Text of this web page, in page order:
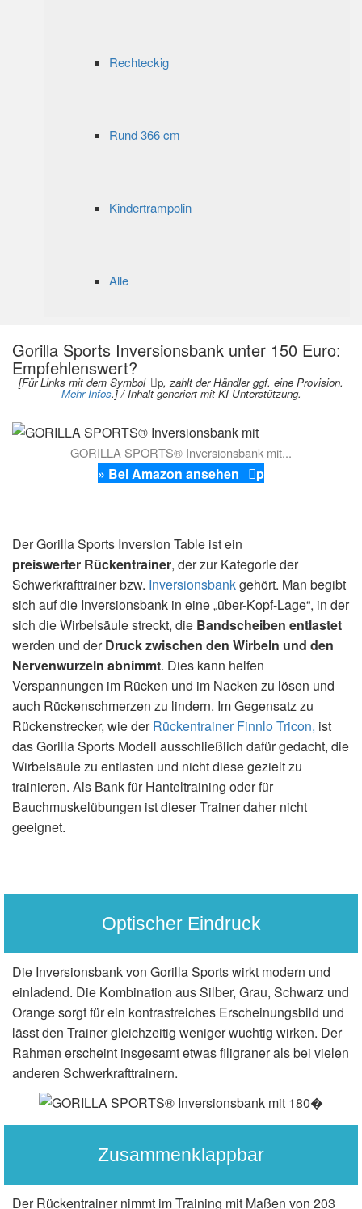
Rechteckig
Rund 366 cm
Kindertrampolin
Alle
Gorilla Sports Inversionsbank unter 150 Euro:
Empfehlenswert?
[Für Links mit dem Symbol p, zahlt der Händler ggf. eine Provision.
Mehr Infos.] / Inhalt generiert mit KI Unterstützung.
GORILLA SPORTS® Inversionsbank mit...
» Bei Amazon ansehen p
Der Gorilla Sports Inversion Table ist ein
preiswerter Rückentrainer, der zur Kategorie der
Schwerkrafttrainer bzw. Inversionsbankgehört. Man begibt
sich auf die Inversionsbank in eine „über-Kopf-Lage“, in der
sich die Wirbelsäule streckt, die Bandscheiben entlastet
werden und derDruck zwischen den Wirbeln und den
Nervenwurzeln abnimmt. Dies kann helfen
Verspannungen im Rücken und im Nacken zu lösen und
auch Rückenschmerzen zu lindern. Im Gegensatz zu
Rückenstrecker, wie derRückentrainer Finnlo Tricon, ist
das Gorilla Sports Modell ausschließlich dafür gedacht, die
Wirbelsäule zu entlasten und nicht diese gezielt zu
trainieren. Als Bank für Hanteltraining oder für
Bauchmuskelübungen ist dieser Trainer daher nicht
geeignet.
Optischer Eindruck
Die Inversionsbank von Gorilla Sports wirkt modern und
einladend. Die Kombination aus Silber, Grau, Schwarz und
Orange sorgt für ein kontrastreiches Erscheinungsbild und
lässt den Trainer gleichzeitig weniger wuchtig wirken. Der
Rahmen erscheint insgesamt etwas filigraner als bei vielen
anderen Schwerkrafttrainern.
Zusammenklappbar
Der Rückentrainer nimmt im Training mit Maßen von 203